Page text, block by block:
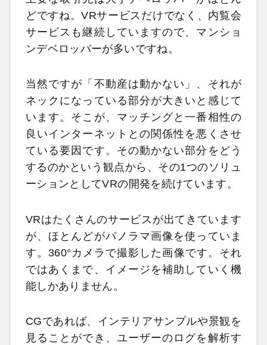
どですね。VRサービスだけでなく、内覧会
サービスも継続していますので、マンショ
ンデベロッパーが多いですね。
当然ですが「不動産は動かない」、それが
ネックになっている部分が大きいと感じて
います。そこが、マッチングと一番相性の
良いインターネットとの関係性を悪くさせ
ている要因です。その動かない部分をどう
するのかという観点から、その1つのソリュ
ーションとしてVRの開発を続けています。
VRはたくさんのサービスが出てきています
が、ほとんどがパノラマ画像を使っていま
す。360°カメラで撮影した画像です。それ
ではあくまで、イメージを補助していく機
能しかありません。
CGであれば、インテリアサンプルや景観を
見ることができ、ユーザーのログを解析す